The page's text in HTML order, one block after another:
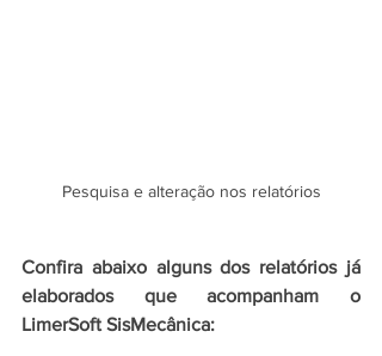
Pesquisa e alteração nos relatórios
Confira abaixo alguns dos relatórios já
elaborados que acompanham o
LimerSoft SisMecânica: